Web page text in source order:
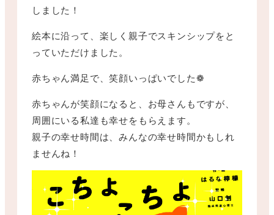
しました！
絵本に沿って、楽しく親子でスキンシップをと
っていただけました。
赤ちゃん満足で、笑顔いっぱいでした❁
赤ちゃんが笑顔になると、お母さんもですが、
周囲にいる私達も幸せをもらえます。
親子の幸せ時間は、みんなの幸せ時間かもしれ
ませんね！